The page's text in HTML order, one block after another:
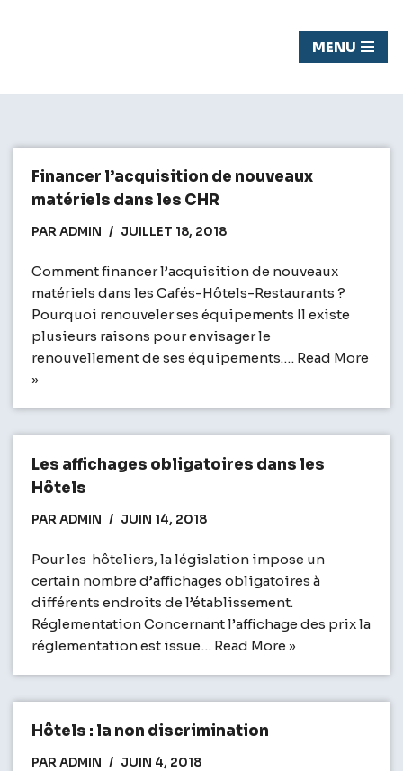
contenu
MENU
Financer l’acquisition de nouveaux
matériels dans les CHR
PARADMIN JUILLET 18, 2018
Comment financer l’acquisition de nouveaux
matériels dans les Cafés-Hôtels-Restaurants ?
Pourquoi renouveler ses équipements Il existe
plusieurs raisons pour envisager le
renouvellement de ses équipements.… Read More
»
Les affichages obligatoires dans les
Hôtels
PARADMIN JUIN 14, 2018
Pour les hôteliers, la législation impose un
certain nombre d’affichages obligatoires à
différents endroits de l’établissement.
Réglementation Concernant l’affichage des prix la
réglementation est issue… Read More »
Hôtels : la non discrimination
PARADMIN JUIN 4, 2018